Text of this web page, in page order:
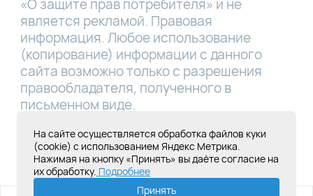
«О защите прав потребителя» и не
является рекламой. Правовая
информация. Любое использование
(копирование) информации с данного
сайта возможно только с разрешения
правообладателя, полученного в
письменном виде.
Лицензия Л041-01181-16/00331767 от
28.05.2019
Создание сайта под ключ
На сайте осуществляется обработка файлов куки
(cookie) с использованием Яндекс Метрика.
Нажимая на кнопку «Принять» вы даёте согласие на
их обработку. Подробнее
Принять